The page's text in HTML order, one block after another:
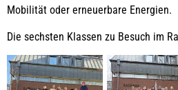
Mobilität oder erneuerbare Energien.
Die sechsten Klassen zu Besuch im